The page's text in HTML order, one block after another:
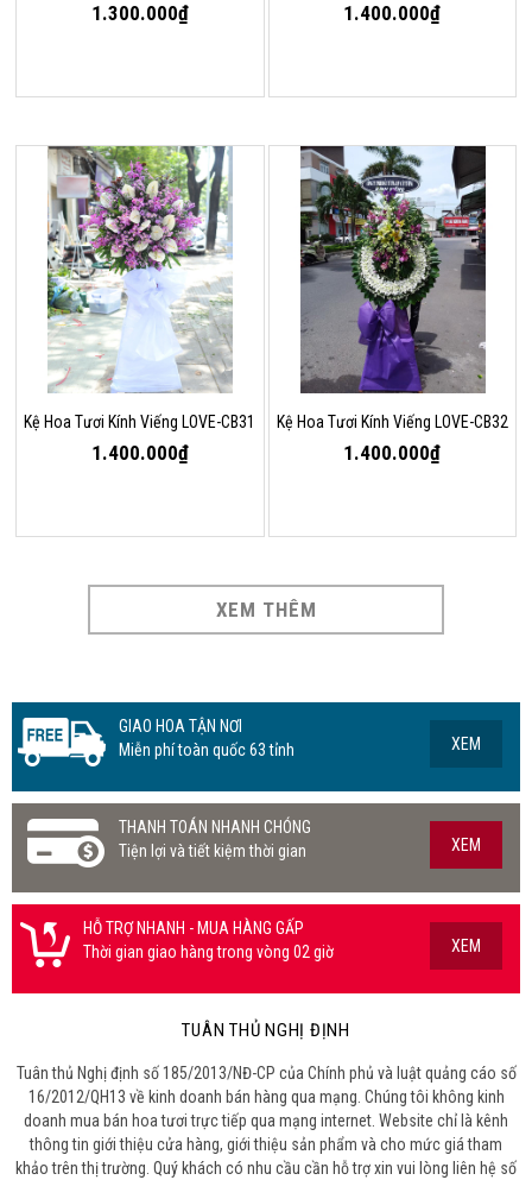
1.300.000₫ 1.400.000₫
Kệ Hoa Tươi Kính Viếng LOVE-CB31
1.400.000₫
Kệ Hoa Tươi Kính Viếng LOVE-CB32
1.400.000₫
XEM THÊM
GIAO HOA TẬN NƠI
Miễn phí toàn quốc 63 tỉnh
XEM
THANH TOÁN NHANH CHÓNG
Tiện lợi và tiết kiệm thời gian
XEM
HỖ TRỢ NHANH - MUA HÀNG GẤP
Thời gian giao hàng trong vòng 02 giờ
XEM
TUÂN THỦ NGHỊ ĐỊNH
Tuân thủ Nghị định số 185/2013/NĐ-CP của Chính phủ và luật quảng cáo số
16/2012/QH13 về kinh doanh bán hàng qua mạng. Chúng tôi không kinh
doanh mua bán hoa tươi trực tiếp qua mạng internet. Website chỉ là kênh
thông tin giới thiệu cửa hàng, giới thiệu sản phẩm và cho mức giá tham
khảo trên thị trường. Quý khách có nhu cầu cần hỗ trợ xin vui lòng liên hệ số